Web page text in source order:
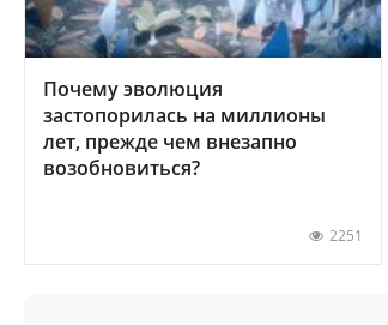
Почему эволюция
застопорилась на миллионы
лет, прежде чем внезапно
возобновиться?
2251